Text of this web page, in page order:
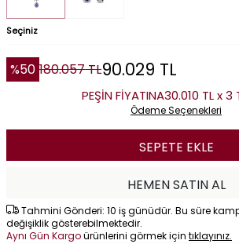
Seçiniz
%50 180.057TL90.029 TL
PEŞİN FİYATINA30.010 TL x 3
Ödeme Seçenekleri
SEPETE EKLE
HEMEN SATIN AL
Tahmini Gönderi: 10 iş günüdür. Bu süre
değişiklik gösterebilmektedir.
Aynı Gün Kargoürünlerini görmek için tıklayınız.